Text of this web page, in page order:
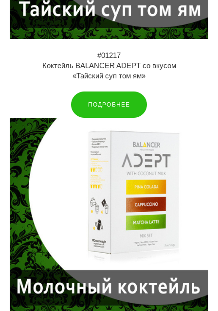
#01217
Коктейль BALANCER ADEPT со вкусом
«Тайский суп том ям»
ПОДРОБНЕЕ